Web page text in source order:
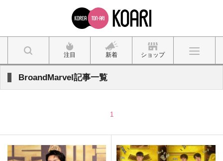
注目 新着 ショップ
BroandMarvel記事一覧
1